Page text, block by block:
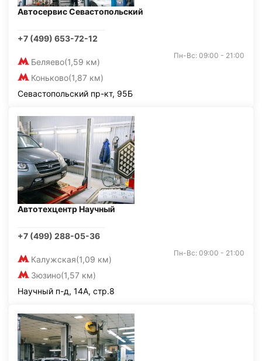
Автосервис Севастопольский
+7 (499) 653-72-12
Беляево(1,59 км)
Коньково(1,87 км)
Пн-Вс: 09:00 - 21:00
Севастопольский пр-кт, 95Б
Автотехцентр Научный
+7 (499) 288-05-36
Калужская(1,09 км)
Зюзино(1,57 км)
Пн-Вс: 09:00 - 21:00
Научный п-д, 14А, стр.8